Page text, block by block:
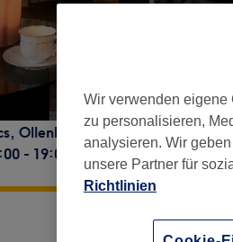
, Ollenhauerstraße 69,
- 19:00
Wir verwenden eigene
zu personalisieren,
analysieren. Wir
unsere Partner für
Richtlinien